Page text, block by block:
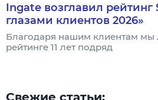
Ingate возглавил рейтинг
глазами клиентов 2026»
Благодаря нашим клиентам мы
рейтинге 11 лет подряд
Свежие статьи: